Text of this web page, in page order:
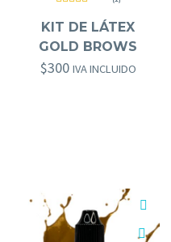
con5.00 de
5
KIT DE LÁTEX
GOLD BROWS
$300 IVA INCLUIDO